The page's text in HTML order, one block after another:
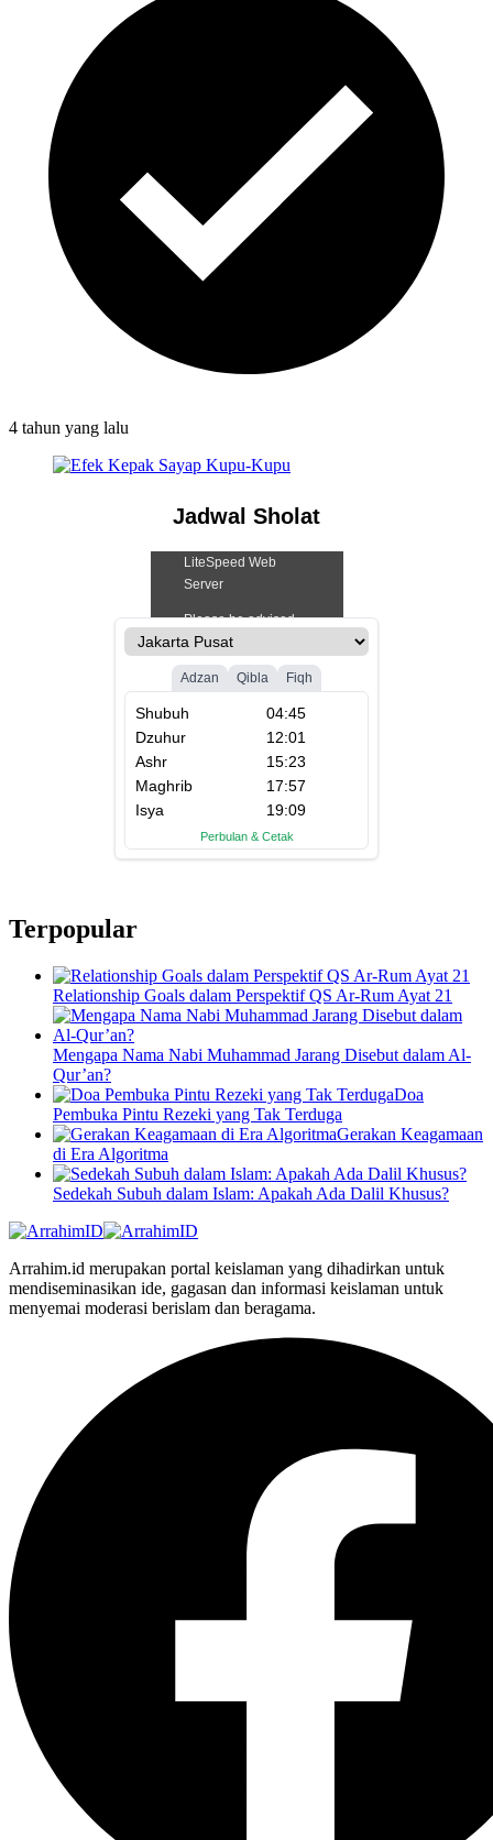
4 tahun yang lalu
Jadwal Sholat
Terpopular
Relationship Goals dalam Perspektif QS Ar-Rum Ayat 21
Mengapa Nama Nabi Muhammad Jarang Disebut dalam Al-
Qur’an?
Doa
Pembuka Pintu Rezeki yang Tak Terduga
Gerakan Keagamaan
di Era Algoritma
Sedekah Subuh dalam Islam: Apakah Ada Dalil Khusus?
Arrahim.id merupakan portal keislaman yang dihadirkan untuk
mendiseminasikan ide, gagasan dan informasi keislaman untuk
menyemai moderasi berislam dan beragama.